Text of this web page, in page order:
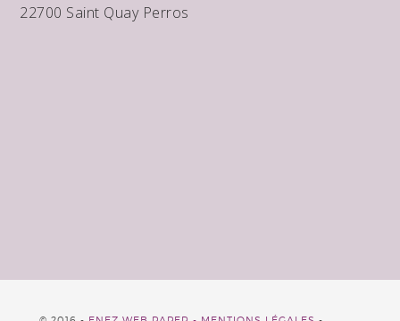
22700 Saint Quay Perros